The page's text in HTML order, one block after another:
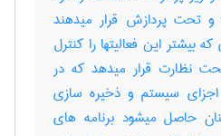
و تحت پردازش قرار میدهند
بیشتر این فعالیتها را کنترل
نظارت قرار میدهد که در
سیستم و ذخیره سازی
حاصل میشود برنامه های